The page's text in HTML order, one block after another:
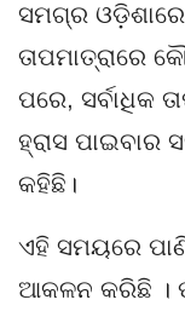
ସମଗ୍ର ଓଡ଼ିଶାରେ
ତାପମାତ୍ରାରେ
ପରେ, ସର୍ବାଧିକ
ହ୍ରାସ
କହିଛି।
ଏହି ସମୟରେ
ଆକଳନ କରିଛି ।